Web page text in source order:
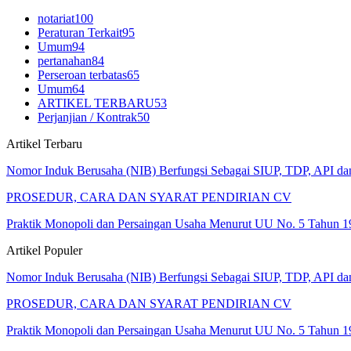
notariat100
Peraturan Terkait95
Umum94
pertanahan84
Perseroan terbatas65
Umum64
ARTIKEL TERBARU53
Perjanjian / Kontrak50
Artikel Terbaru
Nomor Induk Berusaha (NIB) Berfungsi Sebagai SIUP, TDP, API
PROSEDUR, CARA DAN SYARAT PENDIRIAN CV
Praktik Monopoli dan Persaingan Usaha Menurut UU No. 5 Tahun
Artikel Populer
Nomor Induk Berusaha (NIB) Berfungsi Sebagai SIUP, TDP, API
PROSEDUR, CARA DAN SYARAT PENDIRIAN CV
Praktik Monopoli dan Persaingan Usaha Menurut UU No. 5 Tahun